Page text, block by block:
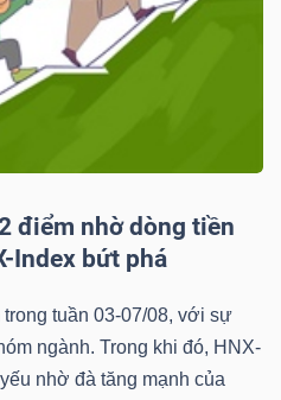
điểm nhờ dòng tiền
Index bứt phá
tuần 03-07/08, với sự
ngành. Trong khi đó, HNX-
nhờ đà tăng mạnh của